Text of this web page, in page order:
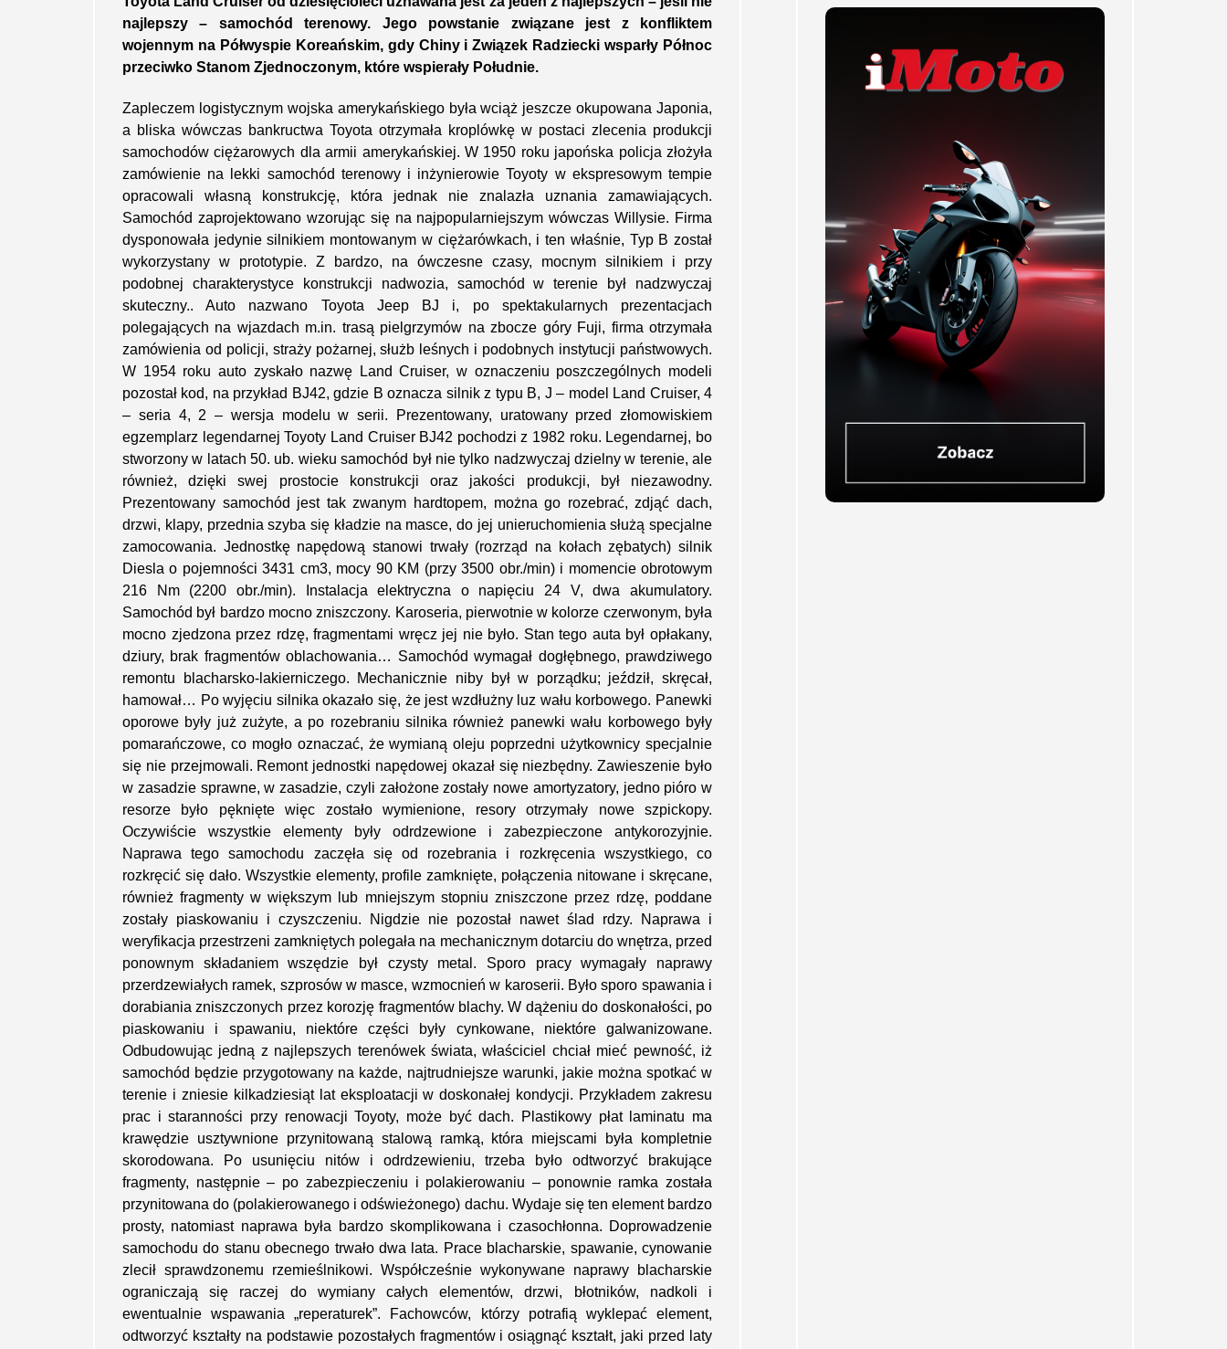
najlepszy – samochód terenowy. Jego powstanie związane jest z konfliktem
wojennym na Półwyspie Koreańskim, gdy Chiny i Związek Radziecki wsparły Północ
przeciwko Stanom Zjednoczonym, które wspierały Południe.
Zapleczem logistycznym wojska amerykańskiego była wciąż jeszcze okupowana Japonia,
a bliska wówczas bankructwa Toyota otrzymała kroplówkę w postaci zlecenia produkcji
samochodów ciężarowych dla armii amerykańskiej. W 1950 roku japońska policja złożyła
zamówienie na lekki samochód terenowy i inżynierowie Toyoty w ekspresowym tempie
opracowali własną konstrukcję, która jednak nie znalazła uznania zamawiających.
Samochód zaprojektowano wzorując się na najpopularniejszym wówczas Willysie. Firma
dysponowała jedynie silnikiem montowanym w ciężarówkach, i ten właśnie, Typ B został
wykorzystany w prototypie. Z bardzo, na ówczesne czasy, mocnym silnikiem i przy
podobnej charakterystyce konstrukcji nadwozia, samochód w terenie był nadzwyczaj
skuteczny.. Auto nazwano Toyota Jeep BJ i, po spektakularnych prezentacjach
polegających na wjazdach m.in. trasą pielgrzymów na zbocze góry Fuji, firma otrzymała
zamówienia od policji, straży pożarnej, służb leśnych i podobnych instytucji państwowych.
W 1954 roku auto zyskało nazwę Land Cruiser, w oznaczeniu poszczególnych modeli
pozostał kod, na przykład BJ42, gdzie B oznacza silnik z typu B, J – model Land Cruiser, 4
– seria 4, 2 – wersja modelu w serii. Prezentowany, uratowany przed złomowiskiem
egzemplarz legendarnej Toyoty Land Cruiser BJ42 pochodzi z 1982 roku. Legendarnej, bo
stworzony w latach 50. ub. wieku samochód był nie tylko nadzwyczaj dzielny w terenie, ale
również, dzięki swej prostocie konstrukcji oraz jakości produkcji, był niezawodny.
Prezentowany samochód jest tak zwanym hardtopem, można go rozebrać, zdjąć dach,
drzwi, klapy, przednia szyba się kładzie na masce, do jej unieruchomienia służą specjalne
zamocowania. Jednostkę napędową stanowi trwały (rozrząd na kołach zębatych) silnik
Diesla o pojemności 3431 cm3, mocy 90 KM (przy 3500 obr./min) i momencie obrotowym
216 Nm (2200 obr./min). Instalacja elektryczna o napięciu 24 V, dwa akumulatory.
Samochód był bardzo mocno zniszczony. Karoseria, pierwotnie w kolorze czerwonym, była
mocno zjedzona przez rdzę, fragmentami wręcz jej nie było. Stan tego auta był opłakany,
dziury, brak fragmentów oblachowania… Samochód wymagał dogłębnego, prawdziwego
remontu blacharsko-lakierniczego. Mechanicznie niby był w porządku; jeździł, skręcał,
hamował… Po wyjęciu silnika okazało się, że jest wzdłużny luz wału korbowego. Panewki
oporowe były już zużyte, a po rozebraniu silnika również panewki wału korbowego były
pomarańczowe, co mogło oznaczać, że wymianą oleju poprzedni użytkownicy specjalnie
się nie przejmowali. Remont jednostki napędowej okazał się niezbędny. Zawieszenie było
w zasadzie sprawne, w zasadzie, czyli założone zostały nowe amortyzatory, jedno pióro w
resorze było pęknięte więc zostało wymienione, resory otrzymały nowe szpickopy.
Oczywiście wszystkie elementy były odrdzewione i zabezpieczone antykorozyjnie.
Naprawa tego samochodu zaczęła się od rozebrania i rozkręcenia wszystkiego, co
rozkręcić się dało. Wszystkie elementy, profile zamknięte, połączenia nitowane i skręcane,
również fragmenty w większym lub mniejszym stopniu zniszczone przez rdzę, poddane
zostały piaskowaniu i czyszczeniu. Nigdzie nie pozostał nawet ślad rdzy. Naprawa i
weryfikacja przestrzeni zamkniętych polegała na mechanicznym dotarciu do wnętrza, przed
ponownym składaniem wszędzie był czysty metal. Sporo pracy wymagały naprawy
przerdzewiałych ramek, szprosów w masce, wzmocnień w karoserii. Było sporo spawania i
dorabiania zniszczonych przez korozję fragmentów blachy. W dążeniu do doskonałości, po
piaskowaniu i spawaniu, niektóre części były cynkowane, niektóre galwanizowane.
Odbudowując jedną z najlepszych terenówek świata, właściciel chciał mieć pewność, iż
samochód będzie przygotowany na każde, najtrudniejsze warunki, jakie można spotkać w
terenie i zniesie kilkadziesiąt lat eksploatacji w doskonałej kondycji. Przykładem zakresu
prac i staranności przy renowacji Toyoty, może być dach. Plastikowy płat laminatu ma
krawędzie usztywnione przynitowaną stalową ramką, która miejscami była kompletnie
skorodowana. Po usunięciu nitów i odrdzewieniu, trzeba było odtworzyć brakujące
fragmenty, następnie – po zabezpieczeniu i polakierowaniu – ponownie ramka została
przynitowana do (polakierowanego i odświeżonego) dachu. Wydaje się ten element bardzo
prosty, natomiast naprawa była bardzo skomplikowana i czasochłonna. Doprowadzenie
samochodu do stanu obecnego trwało dwa lata. Prace blacharskie, spawanie, cynowanie
zlecił sprawdzonemu rzemieślnikowi. Współcześnie wykonywane naprawy blacharskie
ograniczają się raczej do wymiany całych elementów, drzwi, błotników, nadkoli i
ewentualnie wspawania „reperaturek”. Fachowców, którzy potrafią wyklepać element,
odtworzyć kształty na podstawie pozostałych fragmentów i osiągnąć kształt, jaki przed laty